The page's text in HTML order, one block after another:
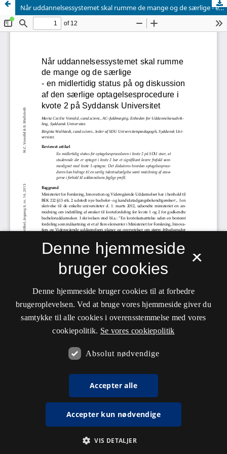
Når uddannelsessystemet skal rumme de mange og de særlige - en midlertidig status på og diskussion af den særlige optagelsesprocedure i kvote 2 på Syddansk Universitet
×
Denne hjemmeside
bruger cookies
Denne hjemmeside bruger cookies til at forbedre
brugeroplevelsen. Ved at bruge vores hjemmeside giver du
samtykke til alle cookies i overensstemmelse med vores
cookiepolitik. Se vores cookiepolitik
Absolut nødvendige
Accepter alle
Accepter kun nødvendige
VIS DETALJER